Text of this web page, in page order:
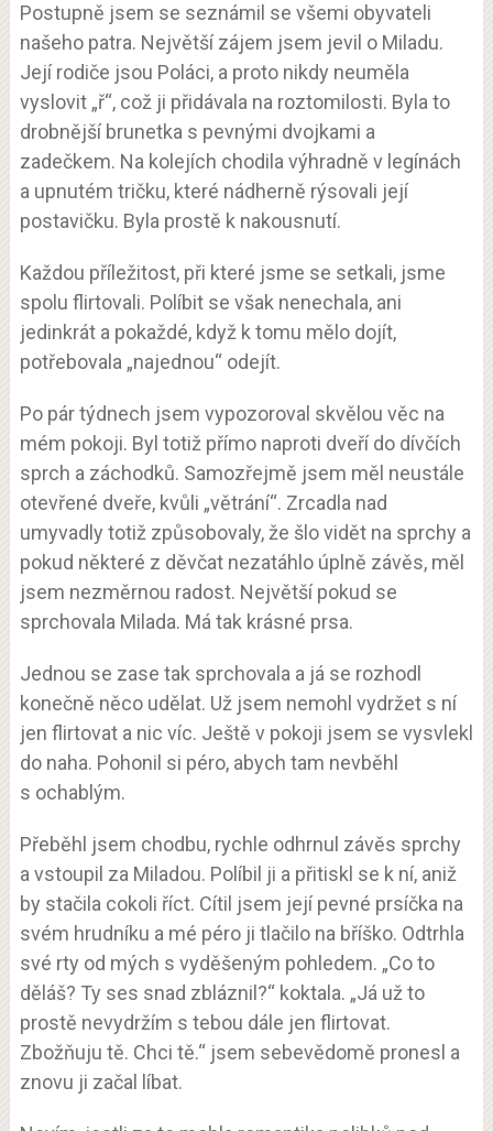
Postupně jsem se seznámil se všemi obyvateli
našeho patra. Největší zájem jsem jevil o Miladu.
Její rodiče jsou Poláci, a proto nikdy neuměla
vyslovit „ř“, což ji přidávala na roztomilosti. Byla to
drobnější brunetka s pevnými dvojkami a
zadečkem. Na kolejích chodila výhradně v legínách
a upnutém tričku, které nádherně rýsovali její
postavičku. Byla prostě k nakousnutí.
Každou příležitost, při které jsme se setkali, jsme
spolu flirtovali. Políbit se však nenechala, ani
jedinkrát a pokaždé, když k tomu mělo dojít,
potřebovala „najednou“ odejít.
Po pár týdnech jsem vypozoroval skvělou věc na
mém pokoji. Byl totiž přímo naproti dveří do dívčích
sprch a záchodků. Samozřejmě jsem měl neustále
otevřené dveře, kvůli „větrání“. Zrcadla nad
umyvadly totiž způsobovaly, že šlo vidět na sprchy a
pokud některé z děvčat nezatáhlo úplně závěs, měl
jsem nezměrnou radost. Největší pokud se
sprchovala Milada. Má tak krásné prsa.
Jednou se zase tak sprchovala a já se rozhodl
konečně něco udělat. Už jsem nemohl vydržet s ní
jen flirtovat a nic víc. Ještě v pokoji jsem se vysvlekl
do naha. Pohonil si péro, abych tam nevběhl
s ochablým.
Přeběhl jsem chodbu, rychle odhrnul závěs sprchy
a vstoupil za Miladou. Políbil ji a přitiskl se k ní, aniž
by stačila cokoli říct. Cítil jsem její pevné prsíčka na
svém hrudníku a mé péro ji tlačilo na bříško. Odtrhla
své rty od mých s vyděšeným pohledem. „Co to
děláš? Ty ses snad zbláznil?“ koktala. „Já už to
prostě nevydržím s tebou dále jen flirtovat.
Zbožňuju tě. Chci tě.“ jsem sebevědomě pronesl a
znovu ji začal líbat.